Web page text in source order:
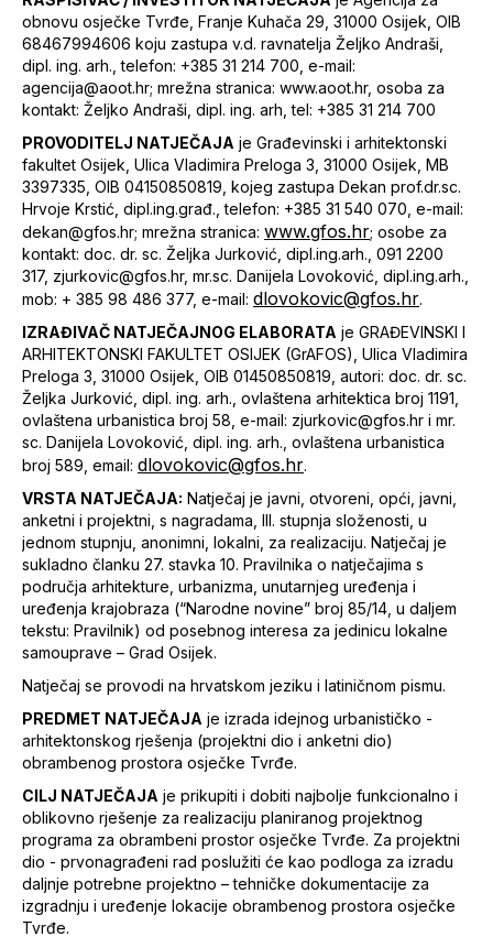
obnovu osječke Tvrđe, Franje Kuhača 29, 31000 Osijek, OIB
68467994606 koju zastupa v.d. ravnatelja Željko Andraši,
dipl. ing. arh., telefon: +385 31 214 700, e-mail:
agencija@aoot.hr; mrežna stranica: www.aoot.hr, osoba za
kontakt: Željko Andraši, dipl. ing. arh, tel: +385 31 214 700
PROVODITELJ NATJEČAJA je Građevinski i arhitektonski
fakultet Osijek, Ulica Vladimira Preloga 3, 31000 Osijek, MB
3397335, OIB 04150850819, kojeg zastupa Dekan prof.dr.sc.
Hrvoje Krstić, dipl.ing.građ., telefon: +385 31 540 070, e-mail:
dekan@gfos.hr; mrežna stranica: www.gfos.hr; osobe za
kontakt: doc. dr. sc. Željka Jurković, dipl.ing.arh., 091 2200
317, zjurkovic@gfos.hr, mr.sc. Danijela Lovoković, dipl.ing.arh.,
mob: + 385 98 486 377, e-mail: dlovokovic@gfos.hr.
IZRAĐIVAČ NATJEČAJNOG ELABORATA je GRAĐEVINSKI I
ARHITEKTONSKI FAKULTET OSIJEK (GrAFOS), Ulica Vladimira
Preloga 3, 31000 Osijek, OIB 01450850819, autori: doc. dr. sc.
Željka Jurković, dipl. ing. arh., ovlaštena arhitektica broj 1191,
ovlaštena urbanistica broj 58, e-mail: zjurkovic@gfos.hr i mr.
sc. Danijela Lovoković, dipl. ing. arh., ovlaštena urbanistica
broj 589, email: dlovokovic@gfos.hr.
VRSTA NATJEČAJA: Natječaj je javni, otvoreni, opći, javni,
anketni i projektni, s nagradama, III. stupnja složenosti, u
jednom stupnju, anonimni, lokalni, za realizaciju. Natječaj je
sukladno članku 27. stavka 10. Pravilnika o natječajima s
područja arhitekture, urbanizma, unutarnjeg uređenja i
uređenja krajobraza (“Narodne novine” broj 85/14, u daljem
tekstu: Pravilnik) od posebnog interesa za jedinicu lokalne
samouprave – Grad Osijek.
Natječaj se provodi na hrvatskom jeziku i latiničnom pismu.
PREDMET NATJEČAJA je izrada idejnog urbanističko -
arhitektonskog rješenja (projektni dio i anketni dio)
obrambenog prostora osječke Tvrđe.
CILJ NATJEČAJA je prikupiti i dobiti najbolje funkcionalno i
oblikovno rješenje za realizaciju planiranog projektnog
programa za obrambeni prostor osječke Tvrđe. Za projektni
dio - prvonagrađeni rad poslužiti će kao podloga za izradu
daljnje potrebne projektno – tehničke dokumentacije za
izgradnju i uređenje lokacije obrambenog prostora osječke
Tvrđe.